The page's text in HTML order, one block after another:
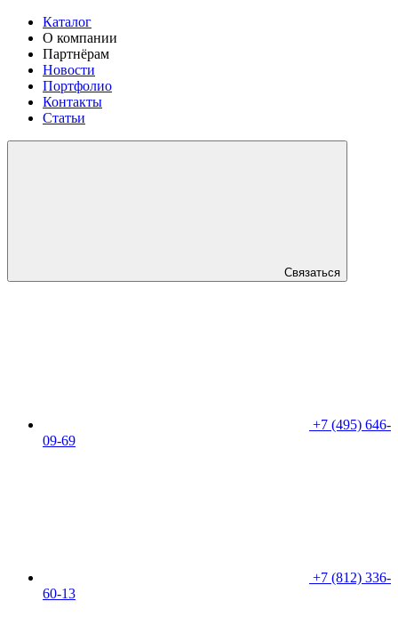
Каталог
О компании
Партнёрам
Новости
Портфолио
Контакты
Статьи
Связаться
+7 (495) 646-
09-69
+7 (812) 336-
60-13